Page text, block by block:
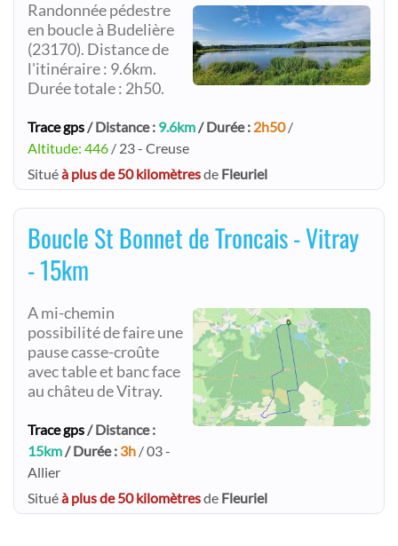
Randonnée pédestre
en boucle à Budelière
(23170). Distance de
l'itinéraire : 9.6km.
Durée totale : 2h50.
Trace gps/ Distance : 9.6km/ Durée : 2h50/
Altitude: 446 / 23 - Creuse
Situéà plus de 50 kilomètresde Fleuriel
Boucle St Bonnet de Troncais - Vitray
- 15km
A mi-chemin
possibilité de faire une
pause casse-croûte
avec table et banc face
au châteu de Vitray.
Trace gps/ Distance :
15km/ Durée : 3h / 03 -
Allier
Situéà plus de 50 kilomètresde Fleuriel